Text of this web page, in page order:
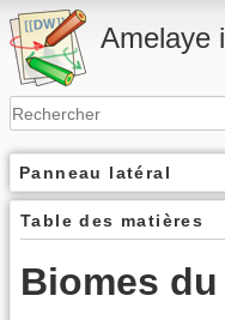
Amelaye
Panneau latéral
Table des matières
Biomes